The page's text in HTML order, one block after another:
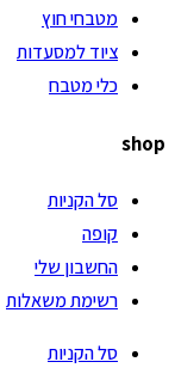
מטבחי חוץ
ציוד למסעדות
כלי מטבח
shop
סל הקניות
קופה
החשבון שלי
רשימת משאלות
סל הקניות